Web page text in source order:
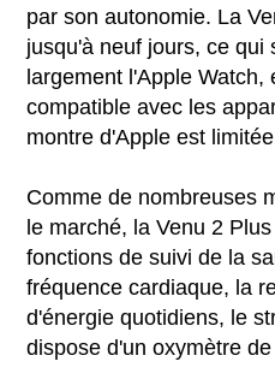
par son autonomie. La
jusqu'à neuf jours, ce qui
largement l'Apple Watch,
compatible avec les
montre d'Apple est
Comme de nombreuses
le marché, la Venu 2
fonctions de suivi de la
fréquence cardiaque, la
d'énergie quotidiens, le
dispose d'un oxymètre